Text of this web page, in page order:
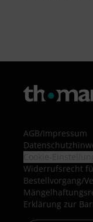
AGB/Impressum
Widerrufsrecht
Bestellvorgang/
Erklärung zur